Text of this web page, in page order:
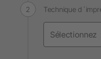
Technique